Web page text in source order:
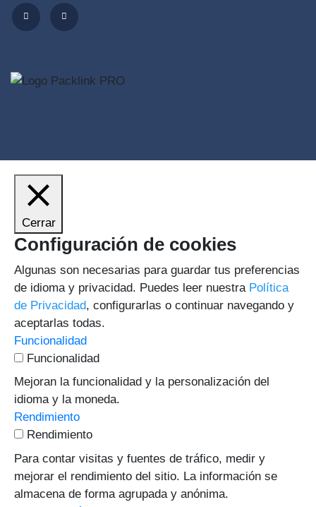
Cerrar
Configuración de cookies
Algunas son necesarias para guardar tus preferencias
de idioma y privacidad. Puedes leer nuestra Política
de Privacidad, configurarlas o continuar navegando y
aceptarlas todas.
Funcionalidad
Funcionalidad
Mejoran la funcionalidad y la personalización del
idioma y la moneda.
Rendimiento
Rendimiento
Para contar visitas y fuentes de tráfico, medir y
mejorar el rendimiento del sitio. La información se
almacena de forma agrupada y anónima.